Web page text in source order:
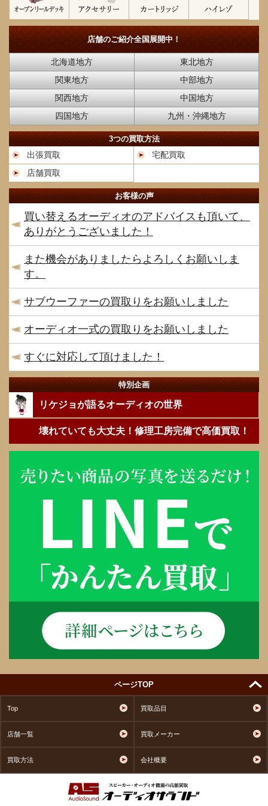
店舗のご紹介全国展開中！
北海道地方
東北地方
関東地方
中部地方
関西地方
中国地方
四国地方
九州・沖縄地方
3つの買取方法
出張買取
宅配買取
店舗買取
お客様の声
買い替えるオーディオのアドバイスも頂いて、
ありがとうございました！
また機会がありましたらよろしくお願いしま
す。
サブウーファーの買取りをお願いしました
オーディオ一式の買取りをお願いしました
すぐに対応して頂けました！
特別企画
リケジョが語るオーディオの世界
壊れていても大丈夫！修理工房完備で高価買取！
ページTOP
Top 買取品目
店舗一覧 買取メーカー
買取方法 会社概要